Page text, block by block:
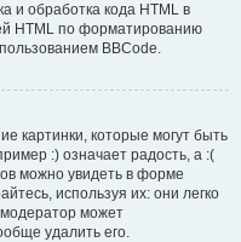
и обработка кода HTML в
HTML по форматированию
BBCode.
картинки, которые могут быть
:) означает радость, а :(
можно увидеть в форме
используя их: они легко
может
удалить его.